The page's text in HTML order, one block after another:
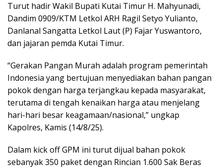
Turut hadir Wakil Bupati Kutai Timur H. Mahyunadi,
Dandim 0909/KTM Letkol ARH Ragil Setyo Yulianto,
Danlanal Sangatta Letkol Laut (P) Fajar Yuswantoro,
dan jajaran pemda Kutai Timur.
“Gerakan Pangan Murah adalah program pemerintah
Indonesia yang bertujuan menyediakan bahan pangan
pokok dengan harga terjangkau kepada masyarakat,
terutama di tengah kenaikan harga atau menjelang
hari-hari besar keagamaan/nasional,” ungkap
Kapolres, Kamis (14/8/25).
Dalam kick off GPM ini turut dijual bahan pokok
sebanyak 350 paket dengan Rincian 1.600 Sak Beras